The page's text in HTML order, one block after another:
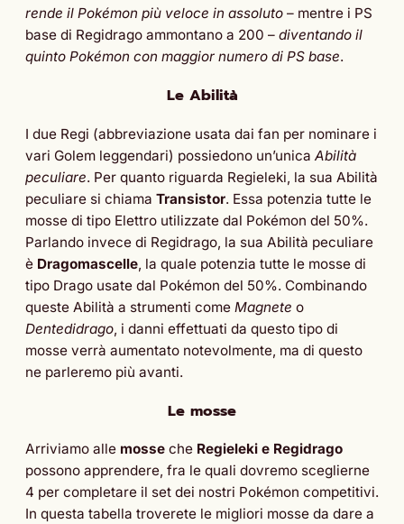
rende il Pokémon più veloce in assoluto – mentre i PS
base di Regidrago ammontano a 200 – diventando il
quinto Pokémon con maggior numero di PS base.
Le Abilità
I due Regi (abbreviazione usata dai fan per nominare i
vari Golem leggendari) possiedono un’unica Abilità
peculiare. Per quanto riguarda Regieleki, la sua Abilità
peculiare si chiama Transistor. Essa potenzia tutte le
mosse di tipo Elettro utilizzate dal Pokémon del 50%.
Parlando invece di Regidrago, la sua Abilità peculiare
è Dragomascelle, la quale potenzia tutte le mosse di
tipo Drago usate dal Pokémon del 50%. Combinando
queste Abilità a strumenti come Magnete o
Dentedidrago, i danni effettuati da questo tipo di
mosse verrà aumentato notevolmente, ma di questo
ne parleremo più avanti.
Le mosse
Arriviamo alle mosse che Regieleki e Regidrago
possono apprendere, fra le quali dovremo sceglierne
4 per completare il set dei nostri Pokémon competitivi.
In questa tabella troverete le migliori mosse da dare a